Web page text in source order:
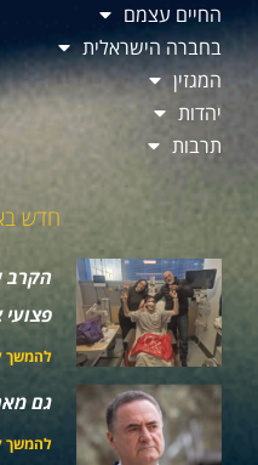
החיים עצמם
בחברה הישראלית
המגזין
יהדות
תרבות
חדש
הקרב
להמשך
גם
להמשך